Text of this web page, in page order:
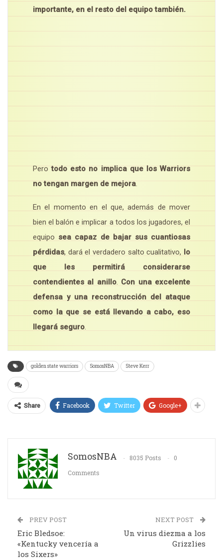
importante, en el resto del equipo también.
Perotodo esto no implica que los Warriors
no tengan margen de mejora.
En el momento en el que, además de mover
bien el balón e implicar a todos los jugadores, el
equipo sea capaz de bajar sus cuantiosas
pérdidas, dará el verdadero salto cualitativo, lo
que les permitirá considerarse
contendientes al anillo. Con una excelente
defensa y una reconstrucción del ataque
como la que se está llevando a cabo, eso
llegará seguro.
golden state warriors SomosNBA Steve Kerr
Share Facebook Twitter Google+
SomosNBA 8035 Posts
0
Comments
PREV POST
Eric Bledsoe:
«Kentucky vencería a
los Sixers»
NEXT POST
Un virus diezma a los
Grizzlies